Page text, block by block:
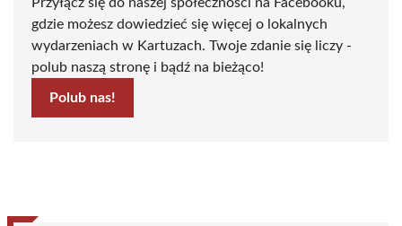
gdzie możesz dowiedzieć się więcej o lokalnych
wydarzeniach w Kartuzach. Twoje zdanie się liczy -
polub naszą stronę i bądź na bieżąco!
Polub nas!